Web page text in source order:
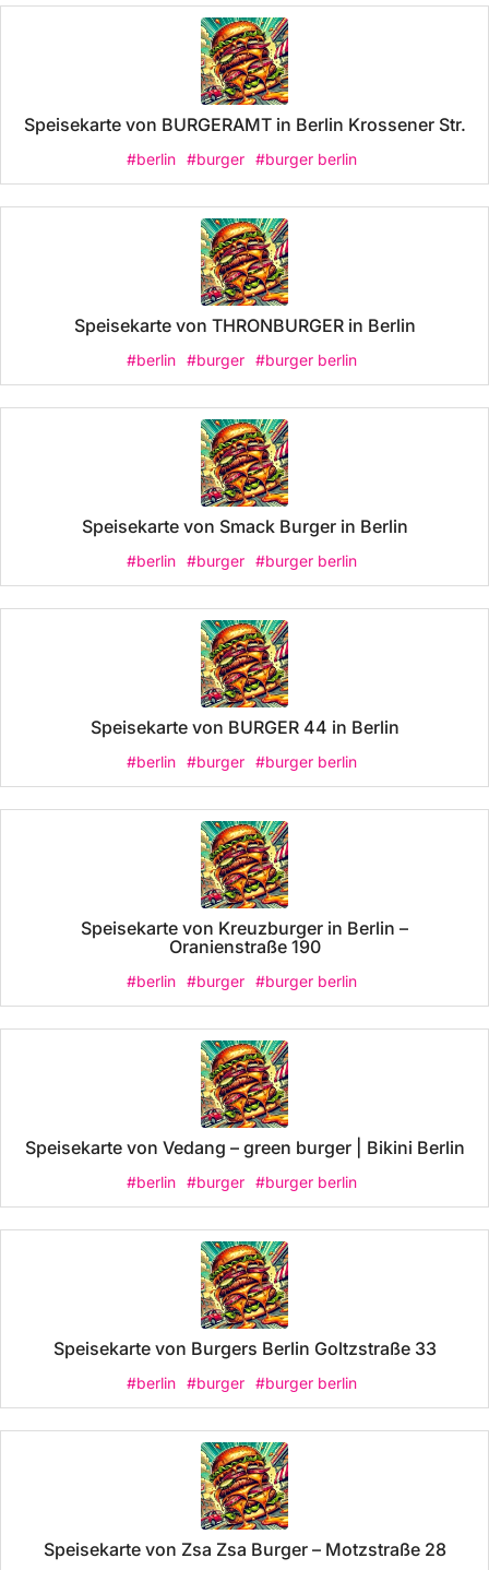
Speisekarte von BURGERAMT in Berlin Krossener Str.
#berlin #burger #burger berlin
Speisekarte von THRONBURGER in Berlin
#berlin #burger #burger berlin
Speisekarte von Smack Burger in Berlin
#berlin #burger #burger berlin
Speisekarte von BURGER 44 in Berlin
#berlin #burger #burger berlin
Speisekarte von Kreuzburger in Berlin –
Oranienstraße 190
#berlin #burger #burger berlin
Speisekarte von Vedang – green burger | Bikini Berlin
#berlin #burger #burger berlin
Speisekarte von Burgers Berlin Goltzstraße 33
#berlin #burger #burger berlin
Speisekarte von Zsa Zsa Burger – Motzstraße 28